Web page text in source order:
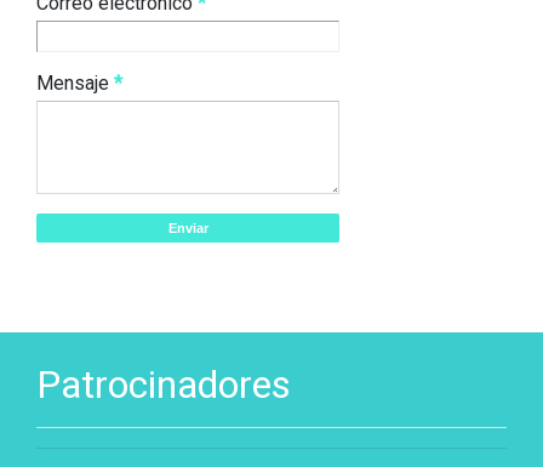
Mensaje *
Patrocinadores